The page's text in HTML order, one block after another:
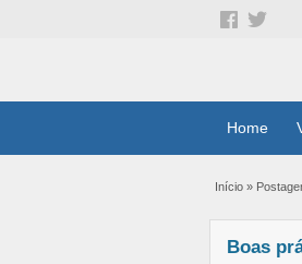
Home
Início »
Boas